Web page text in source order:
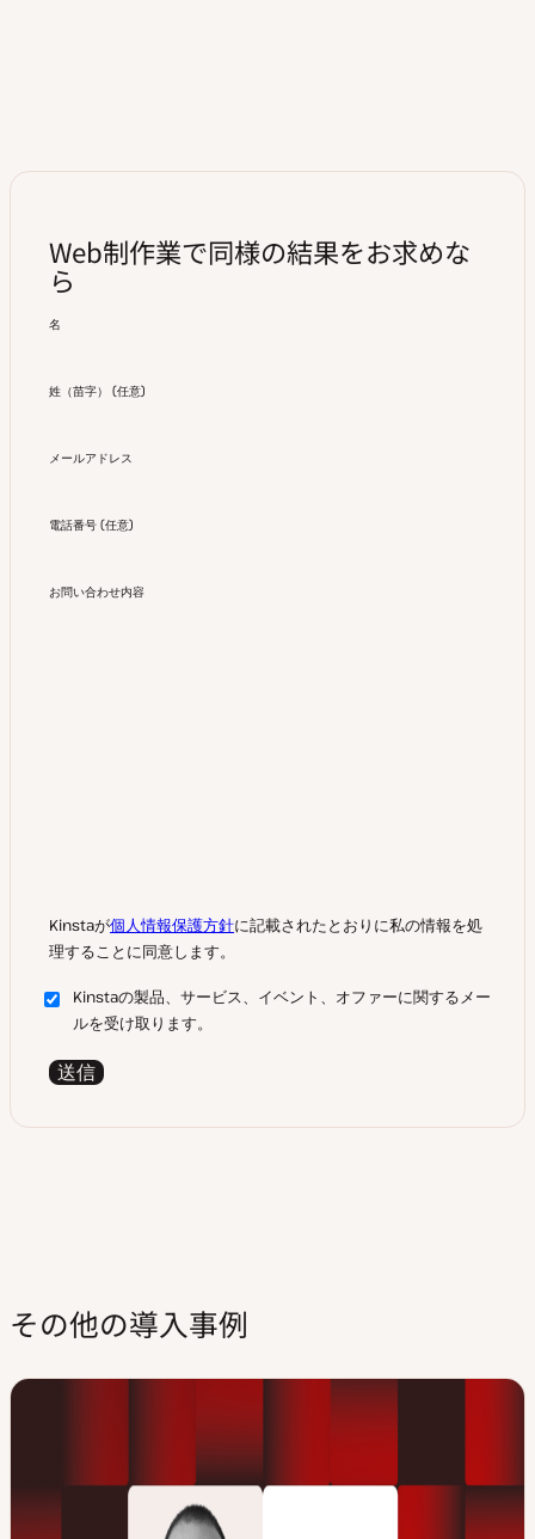
Web制作業で同様の結果をお求めな
ら
名
姓（苗字） (任意)
メールアドレス
電話番号 (任意)
お問い合わせ内容
Kinstaが個人情報保護方針に記載されたとおりに私の情報を処
理することに同意します。
Kinstaの製品、サービス、イベント、オファーに関するメー
ルを受け取ります。
送信
その他の導入事例